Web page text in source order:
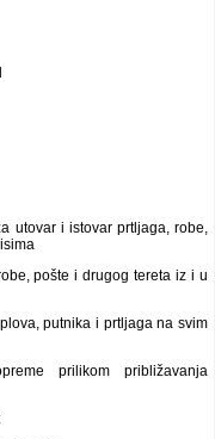
utovar i istovar prtljaga, robe,
pošte i drugog tereta iz i u
putnika i prtljaga na svim
prilikom približavanja